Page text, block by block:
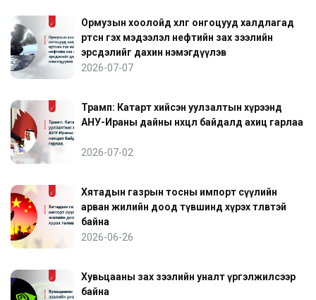
Ормузын хоолойд хөлөг онгоцууд халдлагад
өртсөн гэх мэдээлэл нефтийн зах зээлийн
эрсдэлийг дахин нэмэгдүүлэв
2026-07-07
Трамп: Катарт хийсэн уулзалтын хүрээнд
АНУ-Ираны дайны нөхцөл байдалд ахиц гарлаа
2026-07-02
Хятадын газрын тосны импорт сүүлийн
арван жилийн доод түвшинд хүрэх төлөвтэй
байна
2026-06-26
Хувьцааны зах зээлийн уналт үргэлжилсээр
байна